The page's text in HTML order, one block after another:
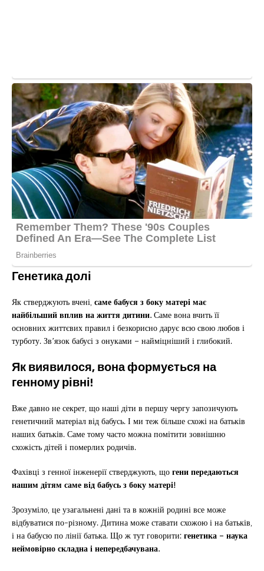
Генетика долі
Як стверджують вчені, саме бабуся з боку матері має
найбільший вплив на життя дитини.Саме вона вчить її
основних життєвих правил і безкорисно дарує всю свою любов і
турботу. Зв’язок бабусі з онуками – найміцніший і глибокий.
Як виявилося, вона формується на
генному рівні!
Вже давно не секрет, що наші діти в першу чергу запозичують
генетичний матеріал від бабусь. І ми теж більше схожі на батьків
наших батьків. Саме тому часто можна помітити зовнішню
схожість дітей і померлих родичів.
Фахівці з генної інженерії стверджують, щогени передаються
нашим дітям саме від бабусь з боку матері!
Зрозуміло, це узагальнені дані та в кожній родині все може
відбуватися по-різному. Дитина може ставати схожою і на батьків,
і на бабусю по лінії батька. Що ж тут говорити:генетика – наука
неймовірно складна і непередбачувана.